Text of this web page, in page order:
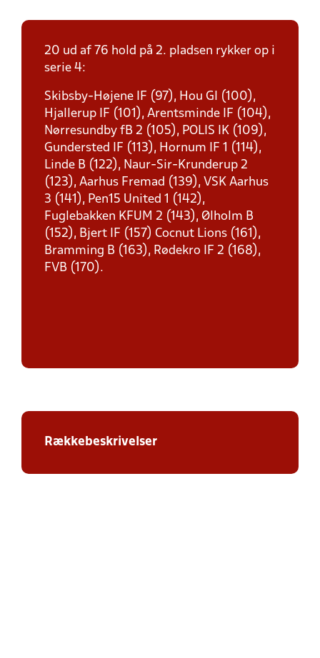
20 ud af 76 hold på 2. pladsen rykker op i
serie 4:
Skibsby-Højene IF (97), Hou GI (100),
Hjallerup IF (101), Arentsminde IF (104),
Nørresundby fB 2 (105), POLIS IK (109),
Gundersted IF (113), Hornum IF 1 (114),
Linde B (122), Naur-Sir-Krunderup 2
(123), Aarhus Fremad (139), VSK Aarhus
3 (141), Pen15 United 1 (142),
Fuglebakken KFUM 2 (143), Ølholm B
(152), Bjert IF (157) Cocnut Lions (161),
Bramming B (163), Rødekro IF 2 (168),
FVB (170).
Rækkebeskrivelser